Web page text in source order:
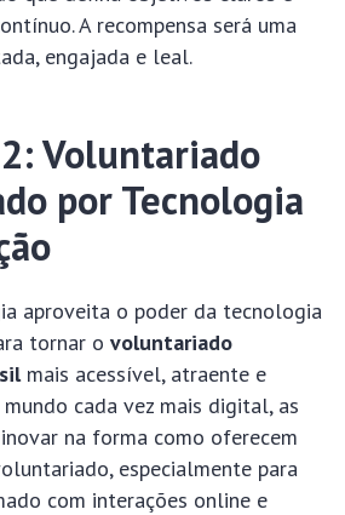
A recompensa será uma
engajada e leal.
Voluntariado
por Tecnologia
aproveita o poder da tecnologia
tornar o voluntariado
mais acessível, atraente e
cada vez mais digital, as
na forma como oferecem
especialmente para
com interações online e